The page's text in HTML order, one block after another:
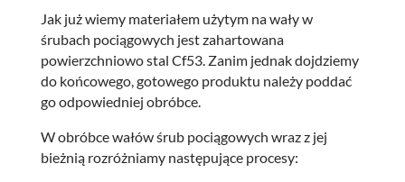
Jak już wiemy materiałem użytym na wały w
śrubach pociągowych jest zahartowana
powierzchniowo stal Cf53. Zanim jednak dojdziemy
do końcowego, gotowego produktu należy poddać
go odpowiedniej obróbce.
W obróbce wałów śrub pociągowych wraz z jej
bieżnią rozróżniamy następujące procesy: